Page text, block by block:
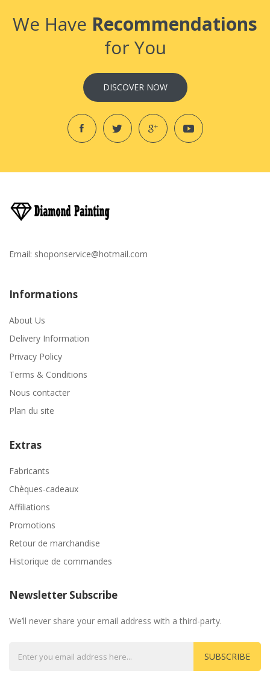
We Have Recommendations
for You
DISCOVER NOW
Email: shoponservice@hotmail.com
Informations
About Us
Delivery Information
Privacy Policy
Terms & Conditions
Nous contacter
Plan du site
Extras
Fabricants
Chèques-cadeaux
Affiliations
Promotions
Retour de marchandise
Historique de commandes
Newsletter Subscribe
We’ll never share your email address with a third-party.
SUBSCRIBE